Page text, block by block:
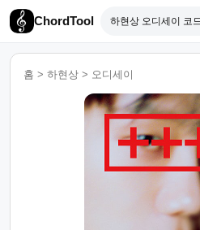
ChordTool
홈 > 하현상 > 오디세이